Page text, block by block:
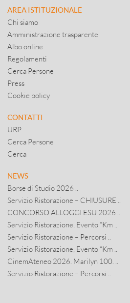
AREA ISTITUZIONALE
Chi siamo
Amministrazione trasparente
Albo online
Regolamenti
Cerca Persone
Press
Cookie policy
CONTATTI
URP
Cerca Persone
Cerca
NEWS
Borse di Studio 2026 ..
Servizio Ristorazione – CHIUSURE ..
CONCORSO ALLOGGI ESU 2026 ..
Servizio Ristorazione, Evento “Km ..
Servizio Ristorazione – Percorsi ..
Servizio Ristorazione, Evento “Km ..
CinemAteneo 2026. Marilyn 100. ..
Servizio Ristorazione – Percorsi ..